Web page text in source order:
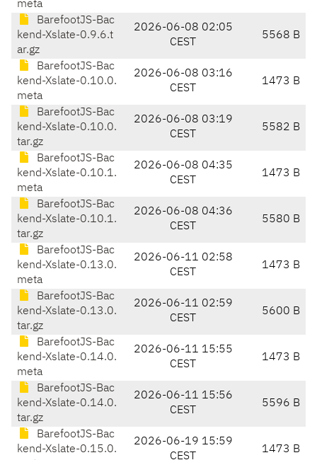
meta
BarefootJS-Bac
kend-Xslate-0.9.6.t
ar.gz
2026-06-08 02:05
CEST
5568 B
BarefootJS-Bac
kend-Xslate-0.10.0.
meta
2026-06-08 03:16
CEST
1473 B
BarefootJS-Bac
kend-Xslate-0.10.0.
tar.gz
2026-06-08 03:19
CEST
5582 B
BarefootJS-Bac
kend-Xslate-0.10.1.
meta
2026-06-08 04:35
CEST
1473 B
BarefootJS-Bac
kend-Xslate-0.10.1.
tar.gz
2026-06-08 04:36
CEST
5580 B
BarefootJS-Bac
kend-Xslate-0.13.0.
meta
2026-06-11 02:58
CEST
1473 B
BarefootJS-Bac
kend-Xslate-0.13.0.
tar.gz
2026-06-11 02:59
CEST
5600 B
BarefootJS-Bac
kend-Xslate-0.14.0.
meta
2026-06-11 15:55
CEST
1473 B
BarefootJS-Bac
kend-Xslate-0.14.0.
tar.gz
2026-06-11 15:56
CEST
5596 B
BarefootJS-Bac
kend-Xslate-0.15.0.
2026-06-19 15:59
CEST
1473 B